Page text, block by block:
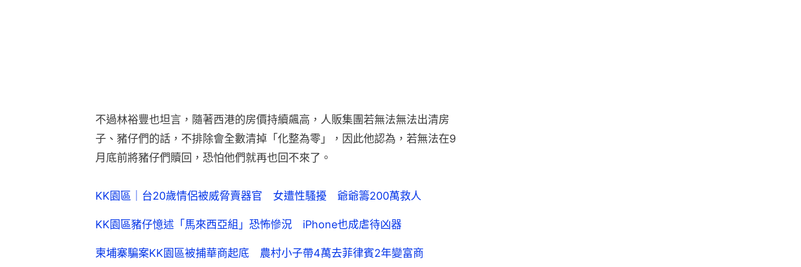
不過林裕豐也坦言，隨著西港的房價持續飆高，人販集團若無法無法出清房
子、豬仔們的話，不排除會全數清掉「化整為零」，因此他認為，若無法在9
月底前將豬仔們贖回，恐怕他們就再也回不來了。
KK園區｜台20歲情侶被威脅賣器官 女遭性騷擾 爺爺籌200萬救人
KK園區豬仔憶述「馬來西亞組」恐怖慘況 iPhone也成虐待凶器
柬埔寨騙案KK園區被捕華商起底 農村小子帶4萬去菲律賓2年變富商